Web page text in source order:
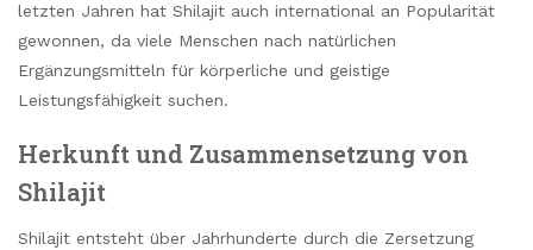
letzten Jahren hat Shilajit auch international an Popularität
gewonnen, da viele Menschen nach natürlichen
Ergänzungsmitteln für körperliche und geistige
Leistungsfähigkeit suchen.
Herkunft und Zusammensetzung von
Shilajit
Shilajit entsteht über Jahrhunderte durch die Zersetzung